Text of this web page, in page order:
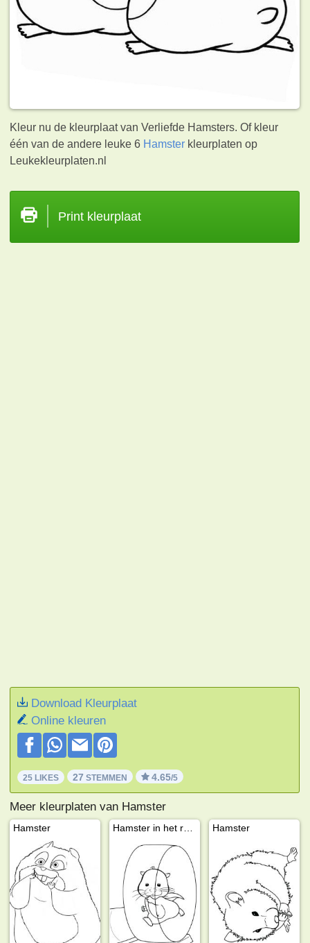
Kleur nu de kleurplaat van Verliefde Hamsters. Of kleur
één van de andere leuke 6 Hamster kleurplaten op
Leukekleurplaten.nl
Print kleurplaat
Download Kleurplaat
Online kleuren
25 LIKES 27 STEMMEN 4.65/5
Meer kleurplaten van Hamster
Hamster Hamster